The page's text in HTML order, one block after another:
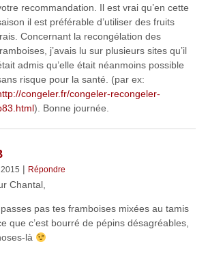
recommandation. Il est vrai qu’en cette
il est préférable d’utiliser des fruits
Concernant la recongélation des
j’avais lu sur plusieurs sites qu’il
admis qu’elle était néanmoins possible
risque pour la santé. (par ex:
congeler.fr/congeler-recongeler-
). Bonne journée.
| Répondre
Chantal,
pas tes framboises mixées au tamis
que c’est bourré de pépins désagréables,
là